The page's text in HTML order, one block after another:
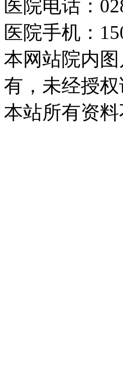
医院电话：
医院手机：
本网站院内
有，未经授
本站所有资